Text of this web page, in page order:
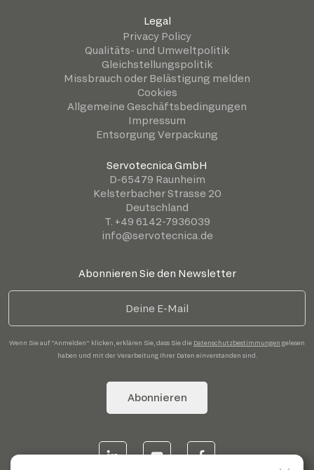
Legal
Privacy Policy
Qualitäts- und Umweltpolitik
Gleichstellungspolitik
Missbrauch oder Belästigung melden
Cookies
Allgemeine Geschäftsbedingungen
Impressum
Entsorgung Verpackung
Servotecnica GmbH
D-65479 Raunheim
Kelsterbacher Strasse 20
Deutschland
T. +49 6142-7936039
info@servotecnica.de
Abonnieren Sie den Newsletter
Wenn Sie auf "Anmelden" klicken, erklären Sie, dass Sie die Datenschutzbestimmungen gelesen
haben und mit der Verarbeitung Ihrer Daten einverstanden sind.
Abonnieren